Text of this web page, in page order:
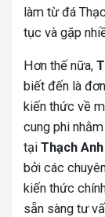
làm từ đá
tục và gặp
Hơn thế nữa,
biết đến là
kiến thức về
cung phi
tại Thạch
bởi các
kiến thức
sẵn sàng tư